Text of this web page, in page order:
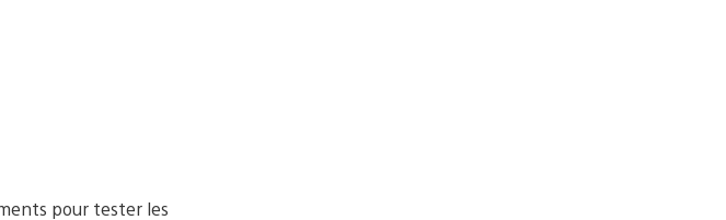
pour tester les